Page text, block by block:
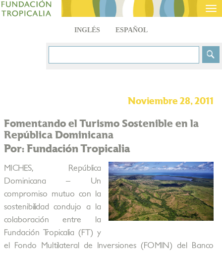
INGLÉS ESPAÑOL
Noviembre 28, 2011
Fomentando el Turismo Sostenible en la
República Dominicana
Por: Fundación Tropicalia
MICHES, República
Dominicana – Un
compromiso mutuo con la
sostenibilidad condujo a la
colaboración entre la
Fundación Tropicalia (FT) y
el Fondo Multilateral de Inversiones (FOMIN) del Banco